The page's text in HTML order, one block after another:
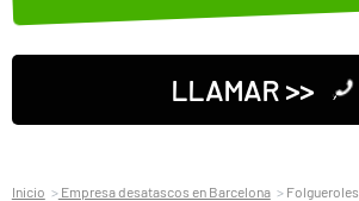
LLAMAR >>
Inicio Empresa desatascos en Barcelona Folgueroles